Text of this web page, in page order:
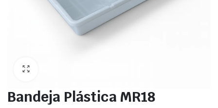
Bandeja Plástica MR18